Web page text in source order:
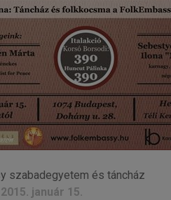
szabadegyetem és táncház
2015. január 15.